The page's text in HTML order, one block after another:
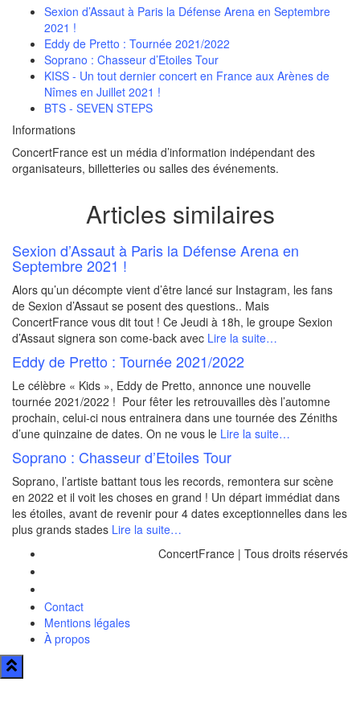
Sexion d’Assaut à Paris la Défense Arena en Septembre
2021 !
Eddy de Pretto : Tournée 2021/2022
Soprano : Chasseur d’Etoiles Tour
KISS - Un tout dernier concert en France aux Arènes de
Nîmes en Juillet 2021 !
BTS - SEVEN STEPS
Informations
ConcertFrance est un média d’information indépendant des
organisateurs, billetteries ou salles des événements.
Articles similaires
Sexion d’Assaut à Paris la Défense Arena en
Septembre 2021 !
Alors qu’un décompte vient d’être lancé sur Instagram, les fans
de Sexion d’Assaut se posent des questions.. Mais
ConcertFrance vous dit tout ! Ce Jeudi à 18h, le groupe Sexion
d’Assaut signera son come-back avec Lire la suite…
Eddy de Pretto : Tournée 2021/2022
Le célèbre « Kids », Eddy de Pretto, annonce une nouvelle
tournée 2021/2022 ! Pour fêter les retrouvailles dès l’automne
prochain, celui-ci nous entrainera dans une tournée des Zéniths
d’une quinzaine de dates. On ne vous le Lire la suite…
Soprano : Chasseur d’Etoiles Tour
Soprano, l’artiste battant tous les records, remontera sur scène
en 2022 et il voit les choses en grand ! Un départ immédiat dans
les étoiles, avant de revenir pour 4 dates exceptionnelles dans les
plus grands stades Lire la suite…
Contact
Mentions légales
À propos
ConcertFrance | Tous droits réservés